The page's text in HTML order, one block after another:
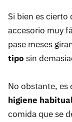
Si bien es
accesorio muy
pase meses
tipo sin
No obstante, es
higiene
comida que se